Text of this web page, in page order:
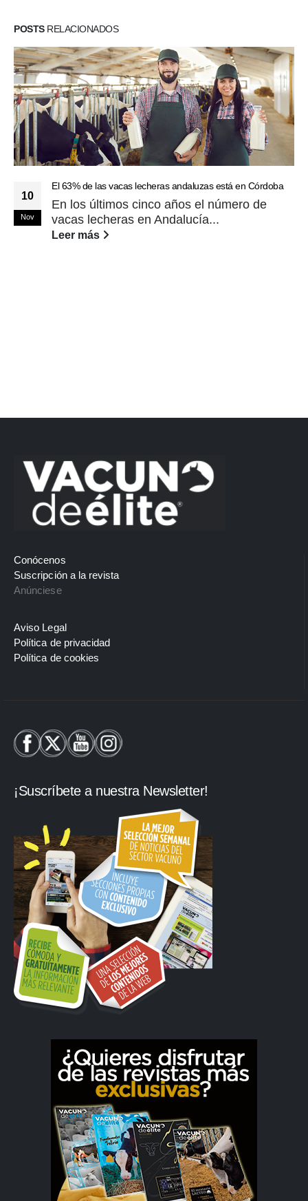
POSTSRELACIONADOS
10
Nov
El 63% de las vacas lecheras andaluzas está en Córdoba
En los últimos cinco años el número de
vacas lecheras en Andalucía...
Leer más
Conócenos
Suscripción a la revista
Anúnciese
Aviso Legal
Política de privacidad
Política de cookies
¡Suscríbete a nuestra Newsletter!